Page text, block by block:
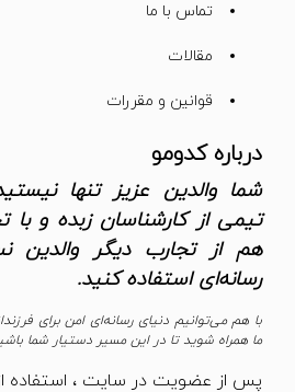
تماس با ما
مقالات
قوانین و مقررات
درباره کدومو
شما والدین عزیز تنها
تیمی از کارشناسان زبده و با
هم از تجارب دیگر والدین
رسانه‌ای استفاده کنید.
با هم می‌توانیم دنیای رسانه‌ای امن برای
ما همراه شوید تا در این مسیر دستیار شما
پس از عضویت در سایت ، استفاده